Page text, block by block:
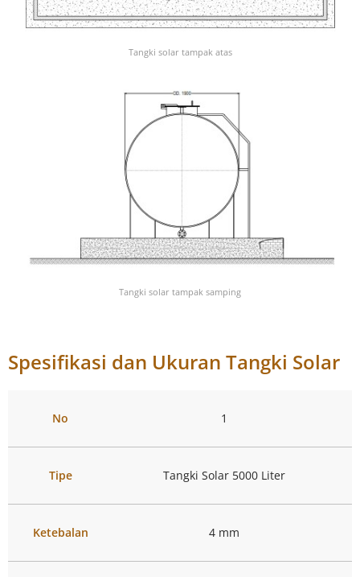
Tangki solar tampak atas
Tangki solar tampak samping
Spesifikasi dan Ukuran Tangki Solar
No 1
Tipe Tangki Solar 5000 Liter
Ketebalan 4 mm